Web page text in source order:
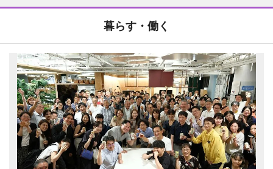
暮らす・働く